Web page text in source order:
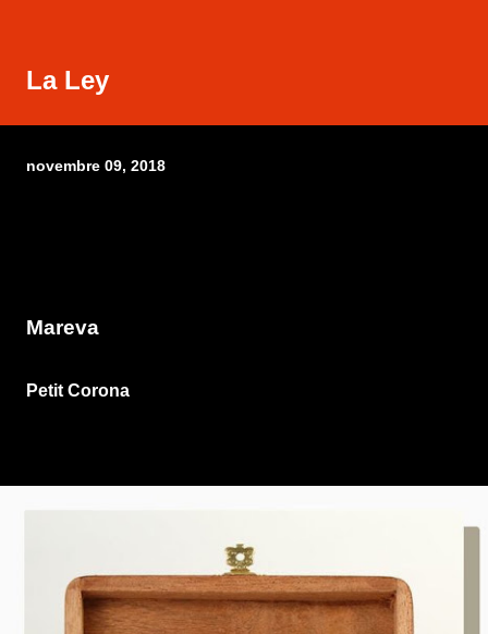
La Ley
novembre 09, 2018
Mareva
Petit Corona